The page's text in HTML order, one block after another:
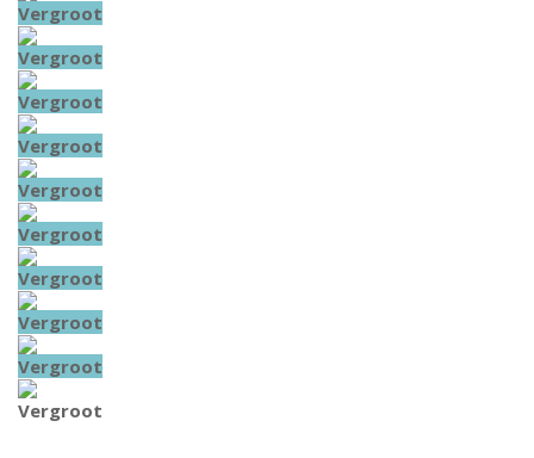
Vergroot
Vergroot
Vergroot
Vergroot
Vergroot
Vergroot
Vergroot
Vergroot
Vergroot
Vergroot